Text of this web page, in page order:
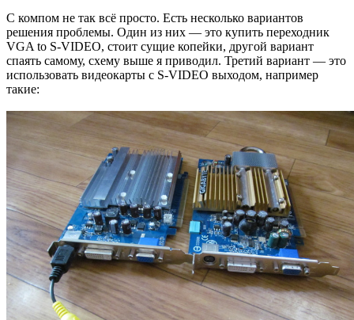
С компом не так всё просто. Есть несколько вариантов
решения проблемы. Один из них — это купить переходник
VGA to S-VIDEO, стоит сущие копейки, другой вариант
спаять самому, схему выше я приводил. Третий вариант — это
использовать видеокарты с S-VIDEO выходом, например
такие: